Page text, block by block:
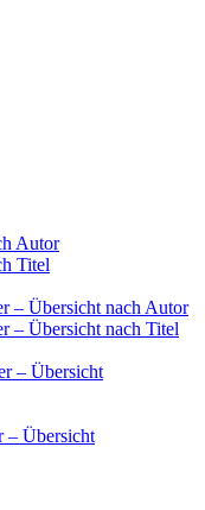
Autor
Titel
– Übersicht nach Autor
– Übersicht nach Titel
– Übersicht
– Übersicht